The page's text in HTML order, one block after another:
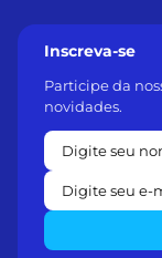
Inscreva-se
Participe da
novidades.